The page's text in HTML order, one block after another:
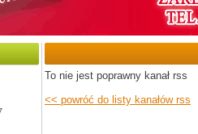
To nie jest poprawny kanał rss
<< powróć do listy kanałów rss